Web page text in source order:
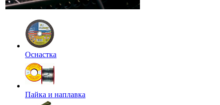
Оснастка
Пайка и наплавка